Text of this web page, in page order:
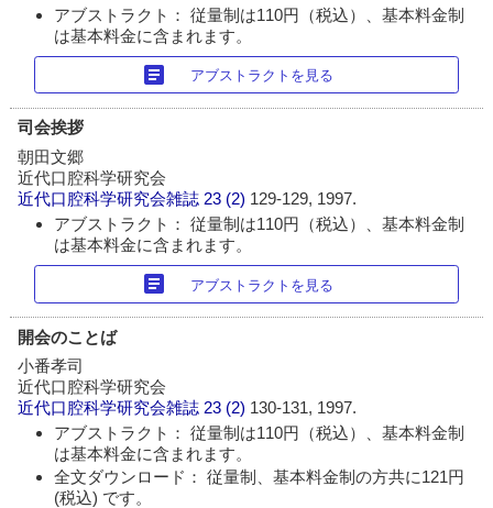
アブストラクト： 従量制は110円（税込）、基本料金制
は基本料金に含まれます。
article アブストラクトを見る
司会挨拶
朝田文郷
近代口腔科学研究会
近代口腔科学研究会雑誌 23 (2) 129-129, 1997.
アブストラクト： 従量制は110円（税込）、基本料金制
は基本料金に含まれます。
article アブストラクトを見る
開会のことば
小番孝司
近代口腔科学研究会
近代口腔科学研究会雑誌 23 (2) 130-131, 1997.
アブストラクト： 従量制は110円（税込）、基本料金制
は基本料金に含まれます。
全文ダウンロード： 従量制、基本料金制の方共に121円
(税込) です。